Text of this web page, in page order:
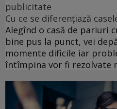
publicitate
Cu ce se diferențiază
Alegînd o casă de pariuri
bine pus la punct, vei
momente dificile iar
întîmpina vor fi rezolvate